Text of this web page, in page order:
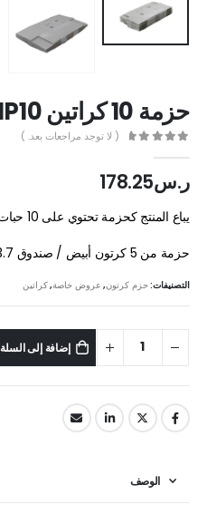
حزمة 10 كراتين IP10
( لا توجد مراجعات بعد. )
ر.س178.25
يباع المنتج كحزمة تحتوي على 10 حبات.
حزمة من 5 كرتون أبيض / صندوق L20.7XW16.3XH13.7
التصنيفات:حزم كرتون, عروض خاصة,كراتين
إضافة إلى السلة
الوصف